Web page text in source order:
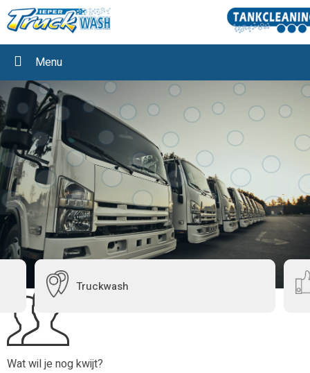
Menu
Truckwash
Wat wil je nog kwijt?